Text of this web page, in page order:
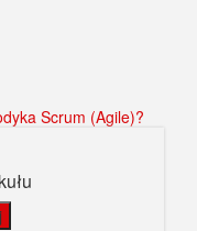
Scrum (Agile)?